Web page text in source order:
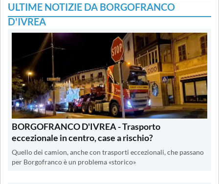
ULTIME NOTIZIE DA BORGOFRANCO
D'IVREA
BORGOFRANCO D'IVREA - Trasporto
eccezionale in centro, case a rischio?
Quello dei camion, anche con trasporti eccezionali, che passano
per Borgofranco è un problema «storico»